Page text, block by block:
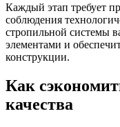
Каждый этап требует
соблюдения
стропильной системы
элементами и
конструкции.
Как
качества